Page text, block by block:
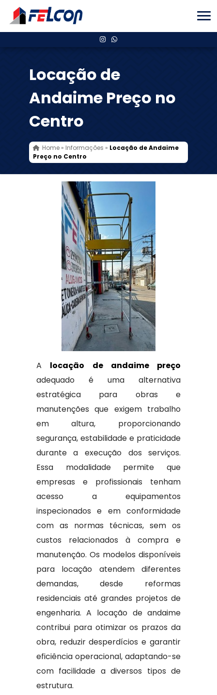
Locação de
Andaime Preço no
Centro
Home» Informações » Locação de Andaime
Preço no Centro
A locação de andaime preço
adequado é uma alternativa
estratégica para obras e
manutenções que exigem trabalho
em altura, proporcionando
segurança, estabilidade e praticidade
durante a execução dos serviços.
Essa modalidade permite que
empresas e profissionais tenham
acesso a equipamentos
inspecionados e em conformidade
com as normas técnicas, sem os
custos relacionados à compra e
manutenção. Os modelos disponíveis
para locação atendem diferentes
demandas, desde reformas
residenciais até grandes projetos de
engenharia. A locação de andaime
contribui para otimizar os prazos da
obra, reduzir desperdícios e garantir
eficiência operacional, adaptando-se
com facilidade a diversos tipos de
estrutura.